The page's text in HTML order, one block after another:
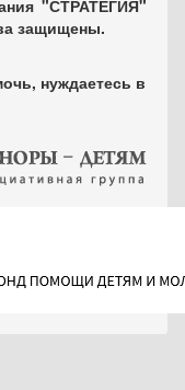
"СТРАТЕГИЯ"
защищены.
нуждаетесь в